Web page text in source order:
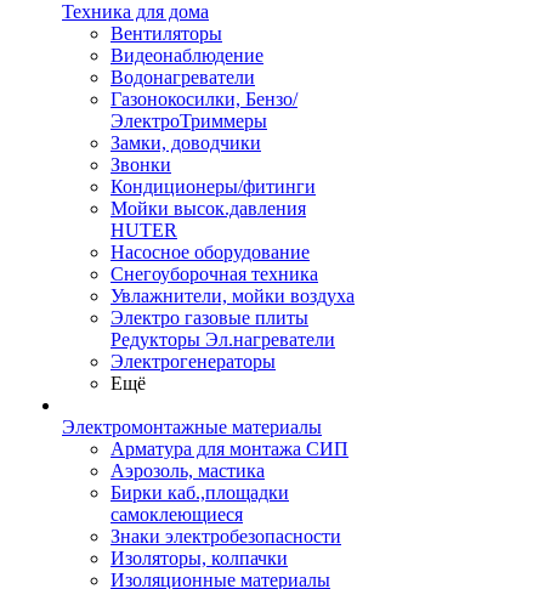
Техника для дома
Вентиляторы
Видеонаблюдение
Водонагреватели
Газонокосилки, Бензо/
ЭлектроТриммеры
Замки, доводчики
Звонки
Кондиционеры/фитинги
Мойки высок.давления
HUTER
Насосное оборудование
Снегоуборочная техника
Увлажнители, мойки воздуха
Электро газовые плиты
Редукторы Эл.нагреватели
Электрогенераторы
Ещё
Электромонтажные материалы
Арматура для монтажа СИП
Аэрозоль, мастика
Бирки каб.,площадки
самоклеющиеся
Знаки электробезопасности
Изоляторы, колпачки
Изоляционные материалы